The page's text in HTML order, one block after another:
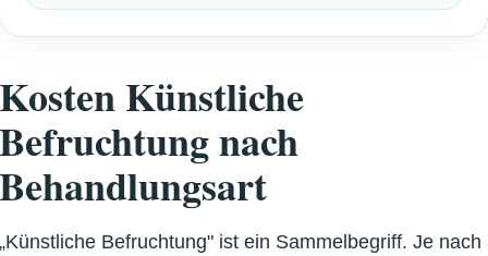
Kosten Künstliche
Befruchtung nach
Behandlungsart
„Künstliche Befruchtung" ist ein Sammelbegriff. Je nach